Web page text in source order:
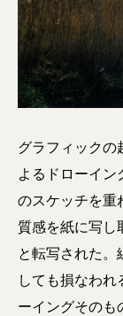
グラフィックの
よるドローイン
のスケッチを重
質感を紙に写し
と転写された。
しても損なわれ
ーイングそのも